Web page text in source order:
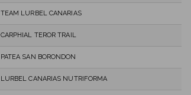
TEAM LURBEL CANARIAS
CARPHIAL TEROR TRAIL
PATEA SAN BORONDON
LURBEL CANARIAS NUTRIFORMA